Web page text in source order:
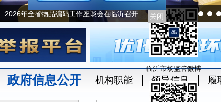
2026年全省物品编码工作座谈会在临沂召开
政府信息公开 机构职能 领导信息 履
临沂市场监管微博
关闭